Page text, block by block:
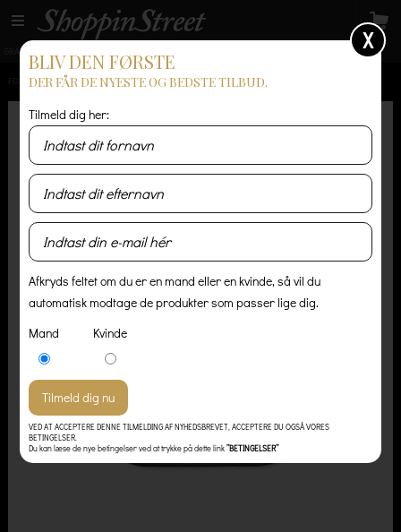
GRATIS LEVERING
FORSIDE / HERRE / SKJORTER / LESTER - WORN BLACK
X
BLIV DEN FØRSTE
DER FÅR DE NYESTE OG BEDSTE TILBUD.
Tilmeld dig her:
Afkryds feltet om du er en mand eller en kvinde, så vil du
automatisk modtage de produkter som passer lige dig.
Mand
Kvinde
VED AT ACCEPTERE DENNE TILMELDING AF NYHEDSBREVET, ACCEPTERE DU OGSÅ VORES
BETINGELSER.
Du kan læse de nye betingelser ved at trykke på dette link”BETINGELSER”